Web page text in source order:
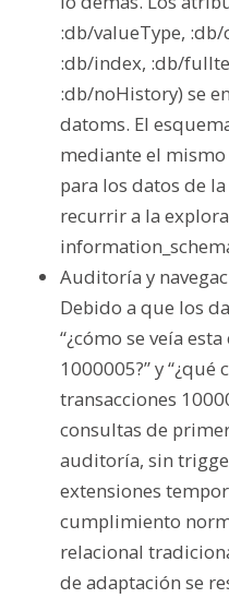
:db/valueType,
:db/index, :db/
:db/noHistory) se
datoms. El
mediante el
para los datos de
recurrir a la
Auditoría y
Debido a que los
“¿cómo se veía
1000005?” y “¿qué
transacciones
consultas de
auditoría, sin
extensiones
cumplimiento
relacional
de adaptación se